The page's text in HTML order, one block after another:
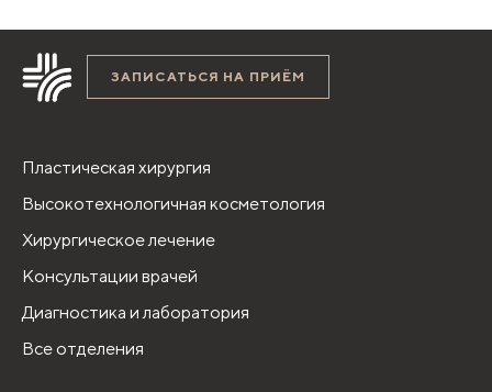
ЗАПИСАТЬСЯ НА ПРИЁМ
Пластическая хирургия
Высокотехнологичная косметология
Хирургическое лечение
Консультации врачей
Диагностика и лаборатория
Все отделения